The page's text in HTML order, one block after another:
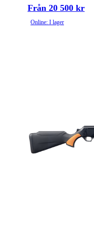
Från 20 500 kr
Online: I lager